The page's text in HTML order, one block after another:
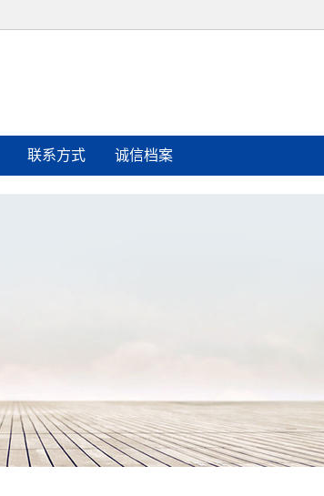
联系方式 诚信档案